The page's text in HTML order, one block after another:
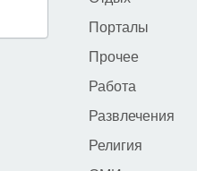
Порталы
Прочее
Работа
Развлечения
Религия